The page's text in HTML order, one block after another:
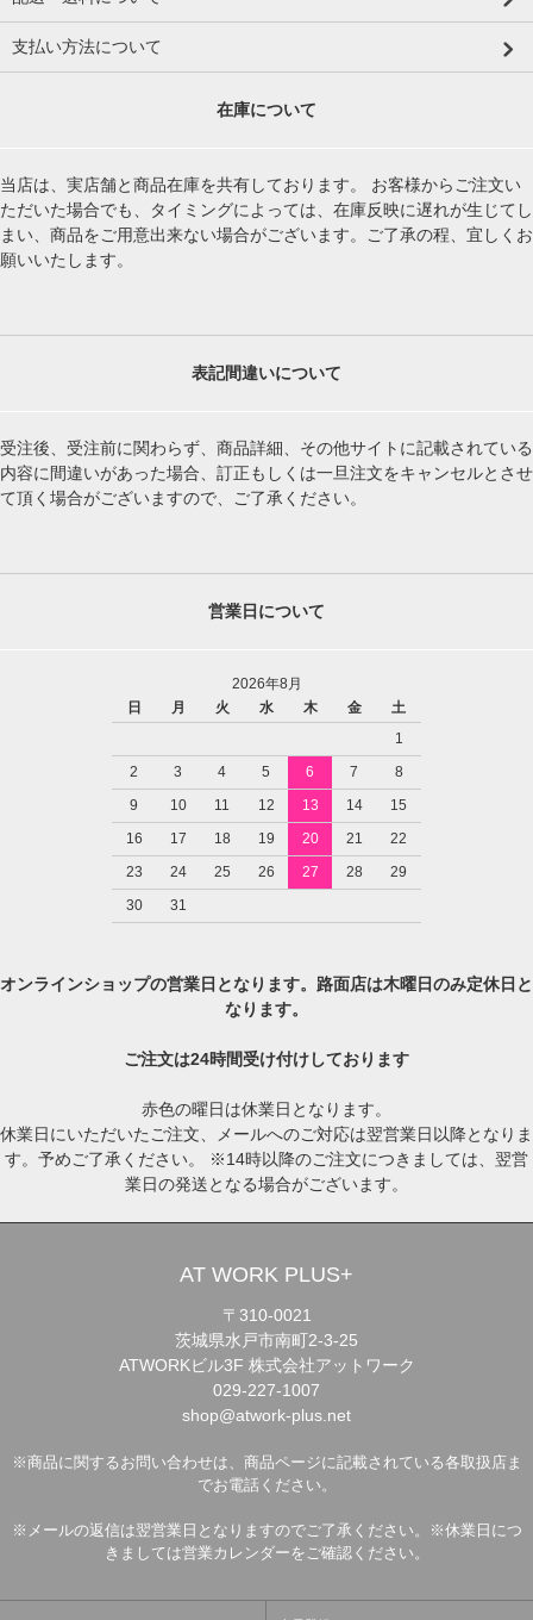
支払い方法について
在庫について
当店は、実店舗と商品在庫を共有しております。 お客様からご注文い
ただいた場合でも、タイミングによっては、在庫反映に遅れが生じてし
まい、商品をご用意出来ない場合がございます。ご了承の程、宜しくお
願いいたします。
表記間違いについて
受注後、受注前に関わらず、商品詳細、その他サイトに記載されている
内容に間違いがあった場合、訂正もしくは一旦注文をキャンセルとさせ
て頂く場合がございますので、ご了承ください。
営業日について
2026年8月
日
月 火 水 木 金
土
1
2
3 4 5 6 7
8
9
10 11 12 13 14
15
16
17 18 19 20 21
22
23
24 25 26 27 28
29
30
31
オンラインショップの営業日となります。路面店は木曜日のみ定休日と
なります。
ご注文は24時間受け付けしております
赤色の曜日は休業日となります。
休業日にいただいたご注文、メールへのご対応は翌営業日以降となりま
す。予めご了承ください。 ※14時以降のご注文につきましては、翌営
業日の発送となる場合がございます。
AT WORK PLUS+
〒310-0021
茨城県水戸市南町2-3-25
ATWORKビル3F 株式会社アットワーク
029-227-1007
shop@atwork-plus.net
※商品に関するお問い合わせは、商品ページに記載されている各取扱店ま
でお電話ください。
※メールの返信は翌営業日となりますのでご了承ください。※休業日につ
きましては営業カレンダーをご確認ください。